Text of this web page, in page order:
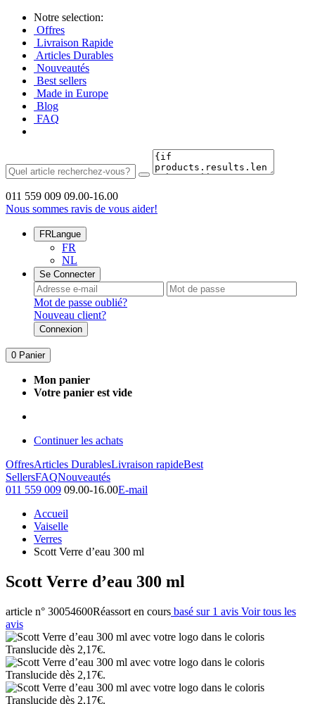
Notre selection:
Offres
Livraison Rapide
Articles Durables
Nouveautés
Best sellers
Made in Europe
Blog
FAQ
011 559 009 09.00-16.00
Nous sommes ravis de vous aider!
FRLangue
FR
NL
Se Connecter
Mot de passe oublié?
Nouveau client?
Connexion
0 Panier
Mon panier
Votre panier est vide
Continuer les achats
OffresArticles DurablesLivraison rapideBest
SellersFAQNouveautés
011 559 009 09.00-16.00E-mail
Accueil
Vaiselle
Verres
Scott Verre d’eau 300 ml
Scott Verre d’eau 300 ml
article n° 30054600Réassort en cours basé sur 1 avis Voir tous les
avis